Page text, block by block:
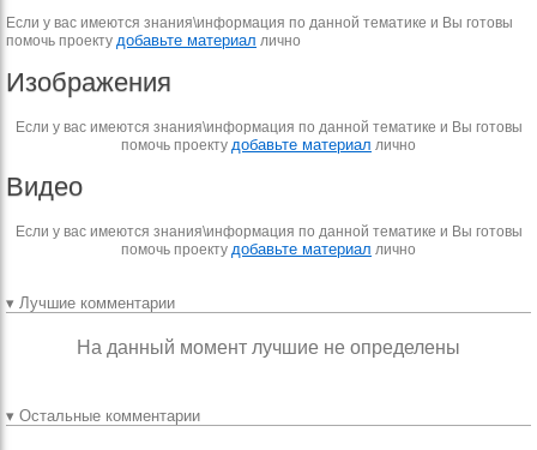
Если у вас имеются знания\информация по данной тематике и Вы готовы
помочь проекту добавьте материал лично
Изображения
Если у вас имеются знания\информация по данной тематике и Вы готовы
помочь проекту добавьте материал лично
Видео
Если у вас имеются знания\информация по данной тематике и Вы готовы
помочь проекту добавьте материал лично
▾ Лучшие комментарии
На данный момент лучшие не определены
▾ Остальные комментарии